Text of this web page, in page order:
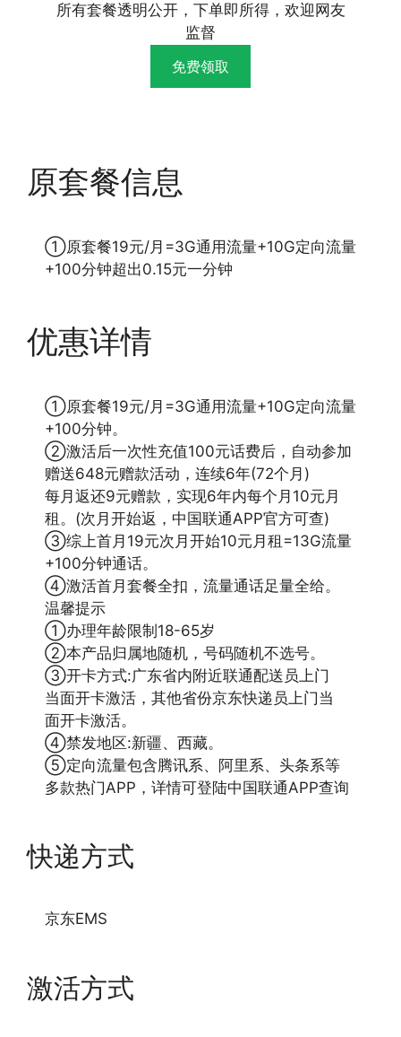
所有套餐透明公开，下单即所得，欢迎网友
监督
免费领取
原套餐信息
①原套餐19元/月=3G通用流量+10G定向流量
+100分钟超出0.15元一分钟
优惠详情
①原套餐19元/月=3G通用流量+10G定向流量
+100分钟。
②激活后一次性充值100元话费后，自动参加
赠送648元赠款活动，连续6年(72个月)
每月返还9元赠款，实现6年内每个月10元月
租。(次月开始返，中国联通APP官方可查)
③综上首月19元次月开始10元月租=13G流量
+100分钟通话。
④激活首月套餐全扣，流量通话足量全给。
温馨提示
①办理年龄限制18-65岁
②本产品归属地随机，号码随机不选号。
③开卡方式:广东省内附近联通配送员上门
当面开卡激活，其他省份京东快递员上门当
面开卡激活。
④禁发地区:新疆、西藏。
⑤定向流量包含腾讯系、阿里系、头条系等
多款热门APP，详情可登陆中国联通APP查询
快递方式
京东EMS
激活方式